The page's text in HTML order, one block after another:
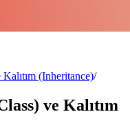
(Inheritance)/
ve Kalıtım